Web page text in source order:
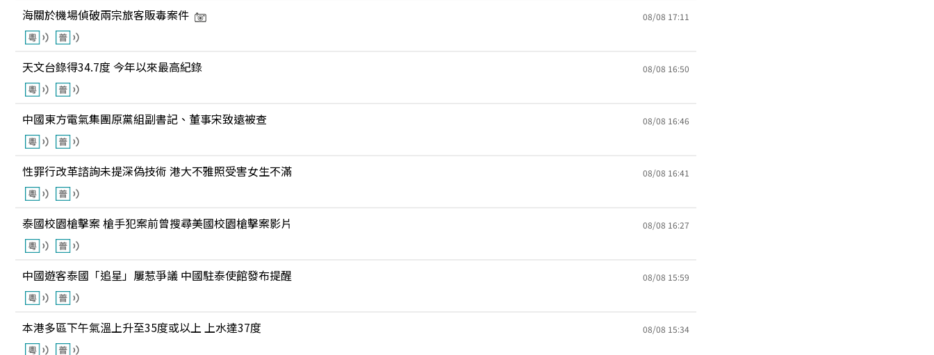
海關於機場偵破兩宗旅客販毒案件 08/08 17:11
天文台錄得34.7度 今年以來最高紀錄 08/08 16:50
中國東方電氣集團原黨組副書記、董事宋致遠被查 08/08 16:46
性罪行改革諮詢未提深偽技術 港大不雅照受害女生不滿 08/08 16:41
泰國校園槍擊案 槍手犯案前曾搜尋美國校園槍擊案影片 08/08 16:27
中國遊客泰國「追星」屢惹爭議 中國駐泰使館發布提醒 08/08 15:59
本港多區下午氣溫上升至35度或以上 上水達37度 08/08 15:34